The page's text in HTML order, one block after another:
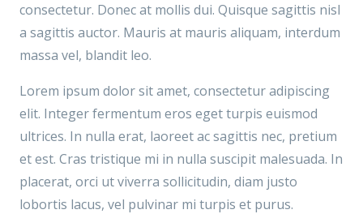
consectetur. Donec at mollis dui. Quisque sagittis nisl
a sagittis auctor. Mauris at mauris aliquam, interdum
massa vel, blandit leo.
Lorem ipsum dolor sit amet, consectetur adipiscing
elit. Integer fermentum eros eget turpis euismod
ultrices. In nulla erat, laoreet ac sagittis nec, pretium
et est. Cras tristique mi in nulla suscipit malesuada. In
placerat, orci ut viverra sollicitudin, diam justo
lobortis lacus, vel pulvinar mi turpis et purus.